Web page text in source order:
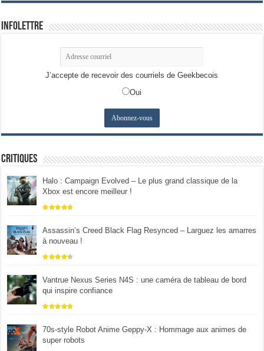
Infolettre
J’accepte de recevoir des courriels de Geekbecois
Oui
Critiques
Halo : Campaign Evolved – Le plus grand classique de la
Xbox est encore meilleur !
Assassin’s Creed Black Flag Resynced – Larguez les amarres
à nouveau !
Vantrue Nexus Series N4S : une caméra de tableau de bord
qui inspire confiance
70s-style Robot Anime Geppy-X : Hommage aux animes de
super robots